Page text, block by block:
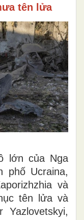
tên lửa
lớn của Nga
phố Ucraina,
và
tên lửa và